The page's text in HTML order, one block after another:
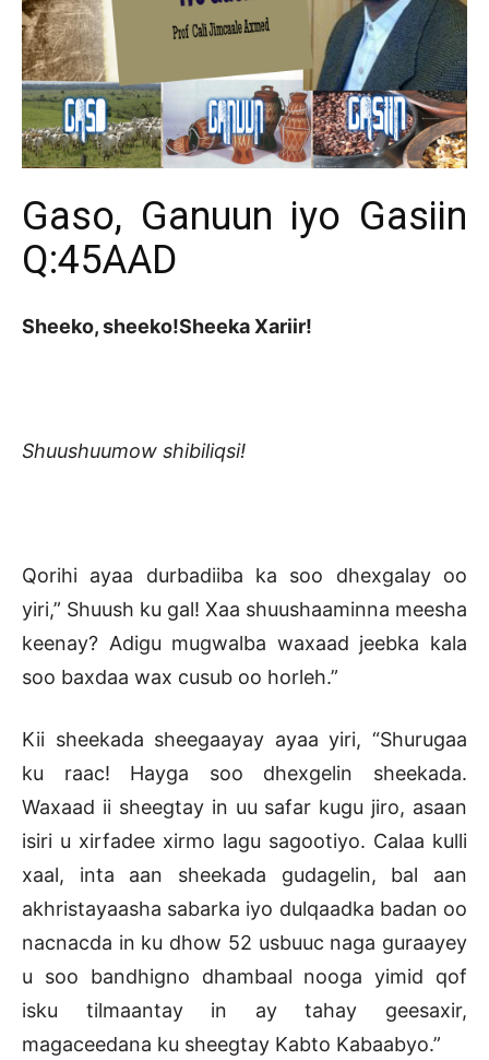
Gaso, Ganuun iyo Gasiin
Q:45AAD
Sheeko, sheeko!Sheeka Xariir!
Shuushuumow shibiliqsi!
Qorihi ayaa durbadiiba ka soo dhexgalay oo
yiri,” Shuush ku gal! Xaa shuushaaminna meesha
keenay? Adigu mugwalba waxaad jeebka kala
soo baxdaa wax cusub oo horleh.”
Kii sheekada sheegaayay ayaa yiri, “Shurugaa
ku raac! Hayga soo dhexgelin sheekada.
Waxaad ii sheegtay in uu safar kugu jiro, asaan
isiri u xirfadee xirmo lagu sagootiyo. Calaa kulli
xaal, inta aan sheekada gudagelin, bal aan
akhristayaasha sabarka iyo dulqaadka badan oo
nacnacda in ku dhow 52 usbuuc naga guraayey
u soo bandhigno dhambaal nooga yimid qof
isku tilmaantay in ay tahay geesaxir,
magaceedana ku sheegtay Kabto Kabaabyo.”